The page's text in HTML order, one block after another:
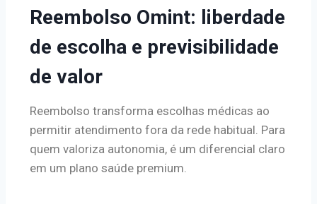
Reembolso Omint: liberdade
de escolha e previsibilidade
de valor
Reembolso transforma escolhas médicas ao
permitir atendimento fora da rede habitual. Para
quem valoriza autonomia, é um diferencial claro
em um plano saúde premium.